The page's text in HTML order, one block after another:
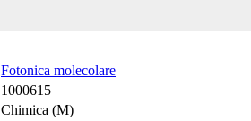
Fotonica molecolare
1000615
Chimica (M)